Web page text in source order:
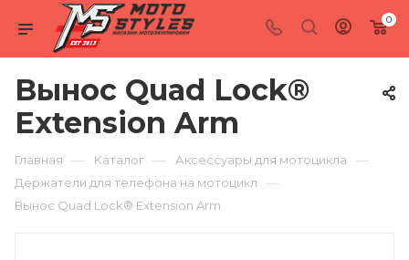
0
Вынос Quad Lock®
Extension Arm
Главная — Каталог — Аксессуары для мотоцикла —
Держатели для телефона на мотоцикл —
Вынос Quad Lock® Extension Arm